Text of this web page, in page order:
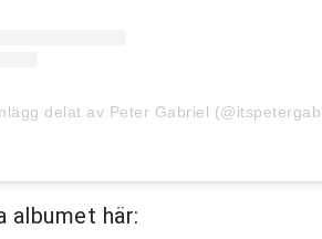
delat av Peter Gabriel
albumet här: